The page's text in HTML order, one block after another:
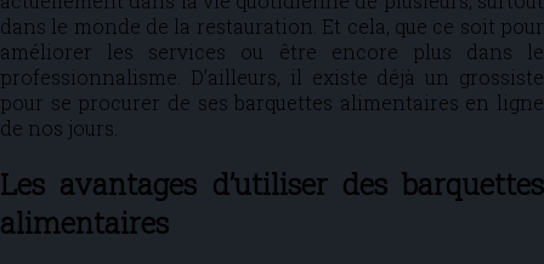
dans le monde de la restauration. Et cela, que ce soit pour
améliorer les services ou être encore plus dans le
professionnalisme. D’ailleurs, il existe déjà un grossiste
pour se procurer de ses barquettes alimentaires en ligne
de nos jours.
Les avantages d’utiliser des barquettes
alimentaires